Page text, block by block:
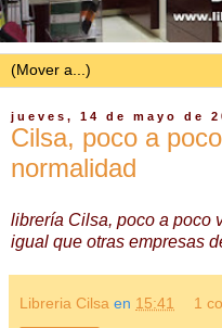
jueves, 14 de mayo de
Cilsa, poco a
normalidad
librería Cilsa, poco a poco
igual que otras empresas
Libreria Cilsa en 15:41 1